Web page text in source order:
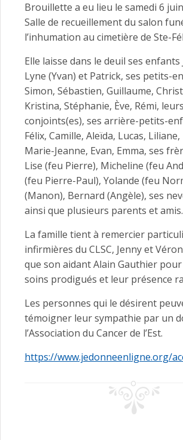
Brouillette a eu lieu le samedi 6
Salle de recueillement du salon
l’inhumation au cimetière de Ste-
Elle laisse dans le deuil ses enfants
Lyne (Yvan) et Patrick, ses petits-
Simon, Sébastien, Guillaume,
Kristina, Stéphanie, Ève, Rémi, leurs
conjoints(es), ses arrière-petits-
Félix, Camille, Aleïda, Lucas,
Marie-Jeanne, Evan, Emma, ses
Lise (feu Pierre), Micheline (feu
(feu Pierre-Paul), Yolande (feu
(Manon), Bernard (Angèle), ses
ainsi que plusieurs parents et amis.
La famille tient à remercier
infirmières du CLSC, Jenny et
que son aidant Alain Gauthier
soins prodigués et leur présence
Les personnes qui le désirent
témoigner leur sympathie par un
l’Association du Cancer de l’Est.
https://www.jedonneenligne.org/